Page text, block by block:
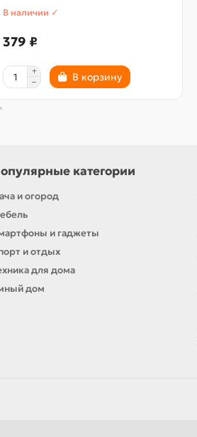
В наличии ✓
379 ₽
В корзину
категории
и огород
и гаджеты
и отдых
для дома
дом